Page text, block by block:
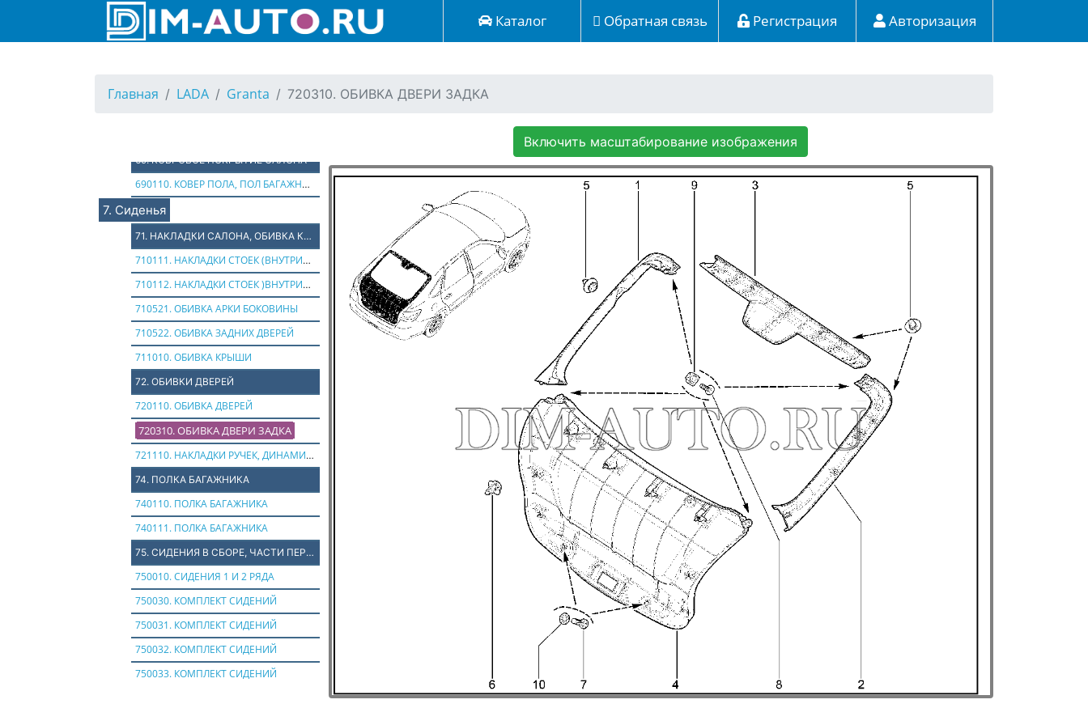
Каталог Обратная связь Регистрация Авторизация
Главная LADA Granta 720310. ОБИВКА ДВЕРИ ЗАДКА
650120. УПЛОТНИТЕЛИ КУЗОВА
66. УПЛОТНИТЕЛИ СТЕКОЛ
660150. УПЛОТНИТЕЛИ ДВЕРЕЙ (ЗАДНИЕ)
69. КОВРОВОЕ ПОКРЫТИЕ САЛОНА
690110. КОВЕР ПОЛА, ПОЛ БАГАЖНИКА
7. Сиденья
71. НАКЛАДКИ САЛОНА, ОБИВКА КРЫШИ
710111. НАКЛАДКИ СТОЕК (ВНУТРИСАЛОННЫЕ)
710112. НАКЛАДКИ СТОЕК )ВНУТРИСАЛОННЫЕ)
710521. ОБИВКА АРКИ БОКОВИНЫ
710522. ОБИВКА ЗАДНИХ ДВЕРЕЙ
711010. ОБИВКА КРЫШИ
72. ОБИВКИ ДВЕРЕЙ
720110. ОБИВКА ДВЕРЕЙ
720310. ОБИВКА ДВЕРИ ЗАДКА
721110. НАКЛАДКИ РУЧЕК, ДИНАМИКОВ
74. ПОЛКА БАГАЖНИКА
740110. ПОЛКА БАГАЖНИКА
740111. ПОЛКА БАГАЖНИКА
75. СИДЕНИЯ В СБОРЕ, ЧАСТИ ПЕРЕДНИХ СИДЕНИЙ
750010. СИДЕНИЯ 1 И 2 РЯДА
750030. КОМПЛЕКТ СИДЕНИЙ
750031. КОМПЛЕКТ СИДЕНИЙ
750032. КОМПЛЕКТ СИДЕНИЙ
750033. КОМПЛЕКТ СИДЕНИЙ
Включить масштабирование изображения